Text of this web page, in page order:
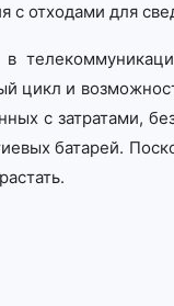
отходами для
цикл и
с затратами,
батарей.